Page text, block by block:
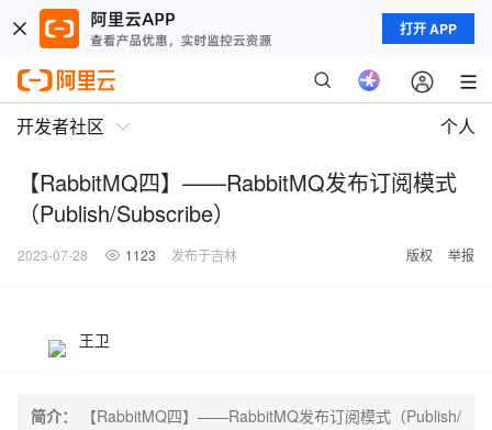
打开 APP
开发者社区 个人
【RabbitMQ四】——RabbitMQ发布订阅模式
（Publish/Subscribe）
2023-07-28 1123 发布于吉林 版权 举报
王卫
简介：
【RabbitMQ四】——RabbitMQ发布订阅模式（Publish/